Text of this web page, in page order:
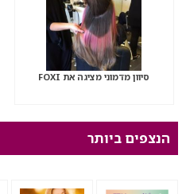
סיוון מדמוני מציגה את FOXI
הנצפים ביותר